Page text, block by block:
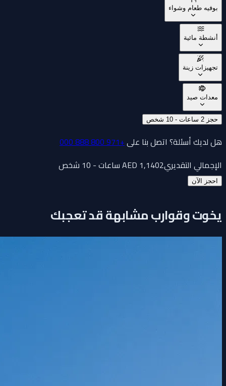
بوفيه طعام وشواء
أنشطة مائية
تجهيزات زينة
معدات صيد
حجز 2 ساعات - 10 شخص
هل لديك أسئلة؟ اتصل بنا على +971 800 888 000
الإجمالي التقديري
AED1,1402 ساعات - 10 شخص
احجز الآن
يخوت وقوارب مشابهة قد تعجبك